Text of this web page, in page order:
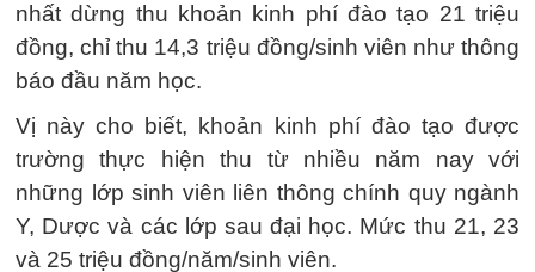
nhất dừng thu khoản kinh phí đào tạo 21 triệu
đồng, chỉ thu 14,3 triệu đồng/sinh viên như thông
báo đầu năm học.
Vị này cho biết, khoản kinh phí đào tạo được
trường thực hiện thu từ nhiều năm nay với
những lớp sinh viên liên thông chính quy ngành
Y, Dược và các lớp sau đại học. Mức thu 21, 23
và 25 triệu đồng/năm/sinh viên.